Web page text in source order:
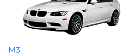
M3